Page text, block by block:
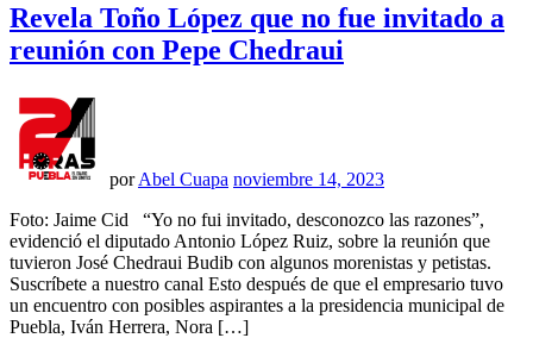
Revela Toño López que no fue invitado a
reunión con Pepe Chedraui
por Abel Cuapa noviembre 14, 2023
Foto: Jaime Cid “Yo no fui invitado, desconozco las razones”,
evidenció el diputado Antonio López Ruiz, sobre la reunión que
tuvieron José Chedraui Budib con algunos morenistas y petistas.
Suscríbete a nuestro canal Esto después de que el empresario tuvo
un encuentro con posibles aspirantes a la presidencia municipal de
Puebla, Iván Herrera, Nora […]